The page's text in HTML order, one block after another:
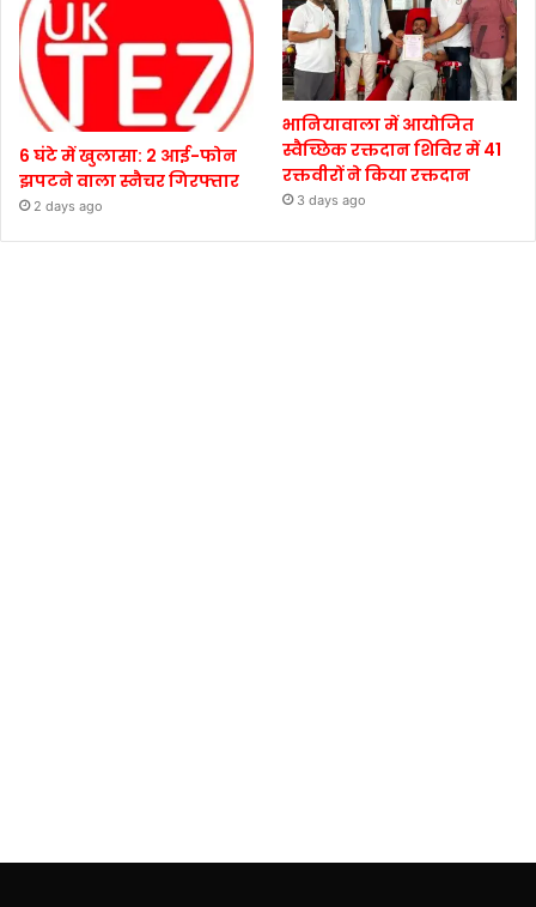
6 घंटे में खुलासा: 2 आई-फोन
झपटने वाला स्नैचर गिरफ्तार
2 days ago
भानियावाला में आयोजित
स्वैच्छिक रक्तदान शिविर में 41
रक्तवीरों ने किया रक्तदान
3 days ago